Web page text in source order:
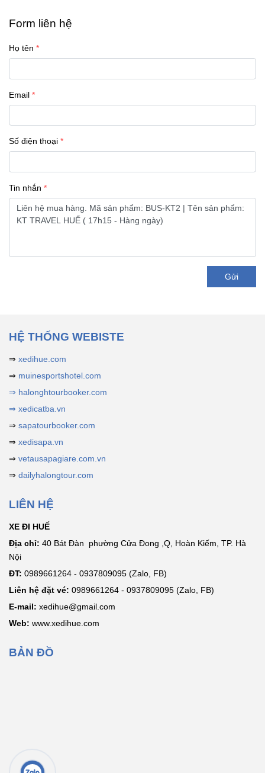
Form liên hệ
Họ tên
Email
Số điện thoại
Tin nhắn
Gửi
HỆ THỐNG WEBISTE
⇒ xedihue.com
⇒ muinesportshotel.com
⇒ halonghtourbooker.com
⇒ xedicatba.vn
⇒ sapatourbooker.com
⇒ xedisapa.vn
⇒ vetausapagiare.com.vn
⇒ dailyhalongtour.com
LIÊN HỆ
XE ĐI HUẾ
Địa chỉ: 40 Bát Đàn phường Cửa Đong ,Q, Hoàn Kiếm, TP. Hà
Nội
ĐT: 0989661264 - 0937809095 (Zalo, FB)
Liên hệ đặt vé: 0989661264 - 0937809095 (Zalo, FB)
E-mail: xedihue@gmail.com
Web: www.xedihue.com
BẢN ĐỒ